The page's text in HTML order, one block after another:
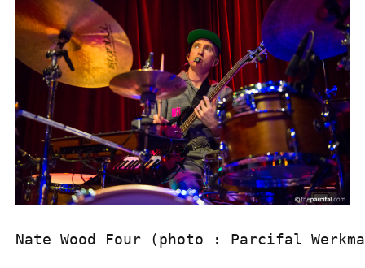
Nate Wood Four (photo : Parcifal